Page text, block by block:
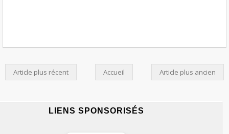
Article plus récent Article plus ancien
Accueil
LIENS SPONSORISÉS